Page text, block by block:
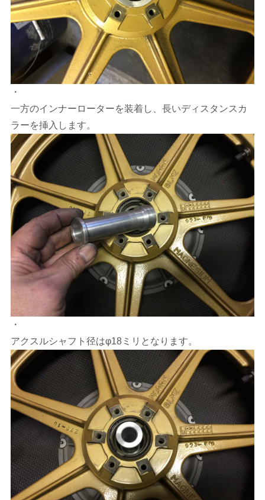
・
一方のインナーローターを装着し、長いディスタンスカ
ラーを挿入します。
・
アクスルシャフト径はφ18ミリとなります。